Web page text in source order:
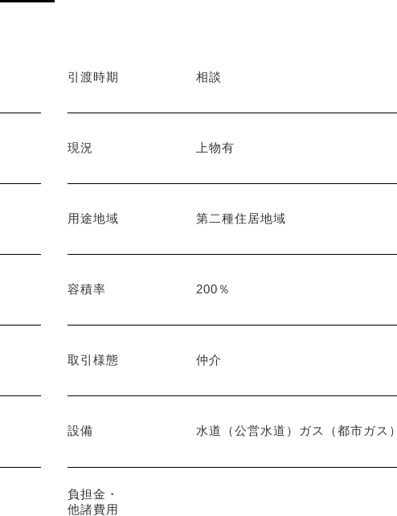
引渡時期 相談
現況 上物有
用途地域 第二種住居地域
容積率 200％
取引様態 仲介
設備 水道（公営水道）ガス（都市ガス）
負担金・
他諸費用